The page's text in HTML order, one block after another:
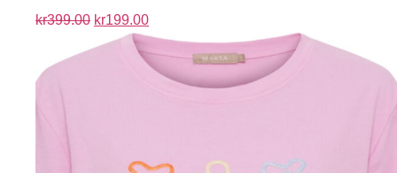
kr399.00 kr199.00